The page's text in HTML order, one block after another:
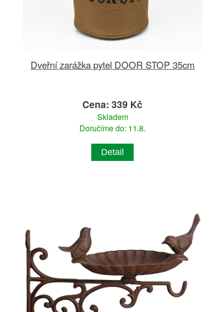
Dveřní zarážka pytel DOOR STOP 35cm
Cena: 339 Kč
Skladem
Doručíme do: 11.8.
Detail